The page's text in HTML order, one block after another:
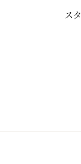
ス